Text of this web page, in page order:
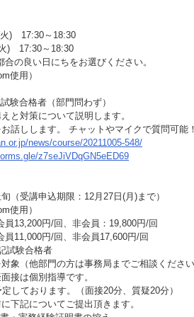
) 17:30～18:30
～18:30
い日にちをお選びください。
使用）
合格者（部門問わず）
対策について説明します。
ます。 チャットやマイクで質問可能
news/course/20211005-548/
z7seJiVDqGN5eED69
受講申込期限：12月27日(月)まで）
使用）
13,200円/回、非会員：19,800円/回
円/回、非会員17,600円/回
試験合格者
部門の方は事務局までご相談ください
は個別指導です。
ります。（面接20分、質疑20分）
ついてご提出頂きます。